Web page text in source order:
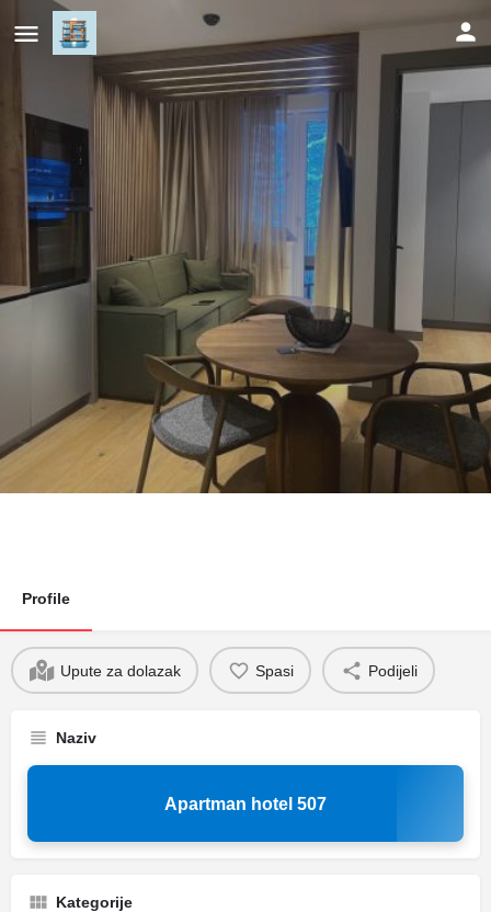
Apartman hotel 507
Profile
Upute za dolazak Spasi Podijeli
Naziv
Apartman hotel 507
Kategorije